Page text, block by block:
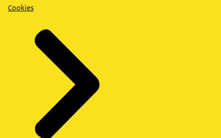
Cookies